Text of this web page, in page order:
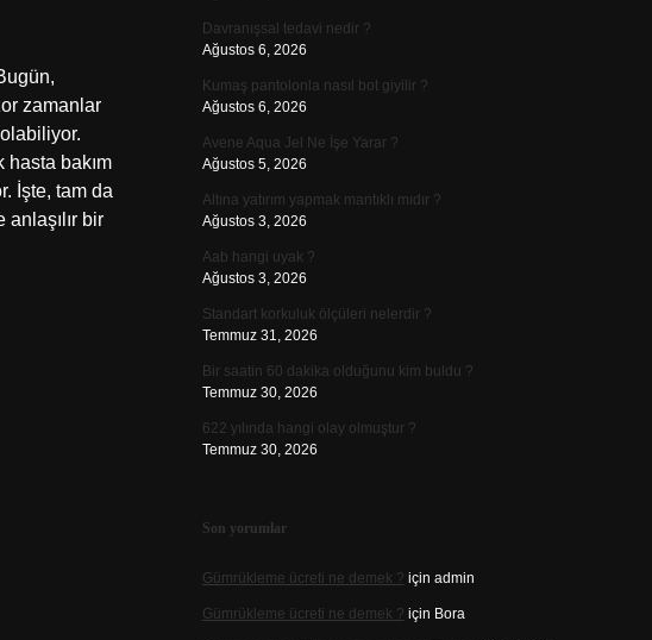
zamanlar
bakım
İşte, tam da
bir
Davranışsal tedavi nedir ?
Ağustos 6, 2026
Kumaş pantolonla nasıl bot giyilir ?
Ağustos 6, 2026
Avene Aqua Jel Ne İşe Yarar ?
Ağustos 5, 2026
Altına yatırım yapmak mantıklı mıdır ?
Ağustos 3, 2026
Aab hangi uyak ?
Ağustos 3, 2026
Standart korkuluk ölçüleri nelerdir ?
Temmuz 31, 2026
Bir saatin 60 dakika olduğunu kim buldu ?
Temmuz 30, 2026
622 yılında hangi olay olmuştur ?
Temmuz 30, 2026
Son yorumlar
Gümrükleme ücreti ne demek ? için admin
Gümrükleme ücreti ne demek ? için Bora